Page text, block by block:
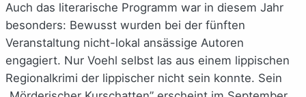
Auch das literarische Programm war in diesem Jahr
besonders: Bewusst wurden bei der fünften
Veranstaltung nicht-lokal ansässige Autoren
engagiert. Nur Voehl selbst las aus einem lippischen
Regionalkrimi der lippischer nicht sein konnte. Sein